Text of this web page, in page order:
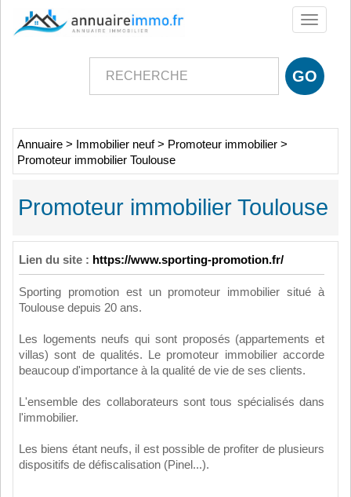
Toggle
Annuaire > Immobilier neuf> Promoteur immobilier >
Promoteur immobilier Toulouse
Promoteur immobilier Toulouse
Lien du site : https://www.sporting-promotion.fr/
Sporting promotion est un promoteur immobilier situé à
Toulouse depuis 20 ans.
Les logements neufs qui sont proposés (appartements et
villas) sont de qualités. Le promoteur immobilier accorde
beaucoup d'importance à la qualité de vie de ses clients.
L'ensemble des collaborateurs sont tous spécialisés dans
l'immobilier.
Les biens étant neufs, il est possible de profiter de plusieurs
dispositifs de défiscalisation (Pinel...).